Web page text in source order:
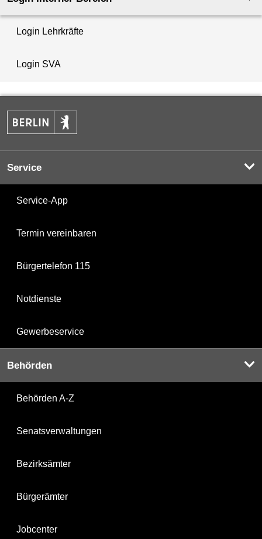
Login Lehrkräfte
Login SVA
Service
Service-App
Termin vereinbaren
Bürgertelefon 115
Notdienste
Gewerbeservice
Behörden
Behörden A-Z
Senatsverwaltungen
Bezirksämter
Bürgerämter
Jobcenter